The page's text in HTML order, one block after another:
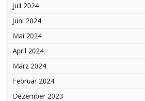
Juli 2024
Juni 2024
Mai 2024
April 2024
März 2024
Februar 2024
Dezember 2023